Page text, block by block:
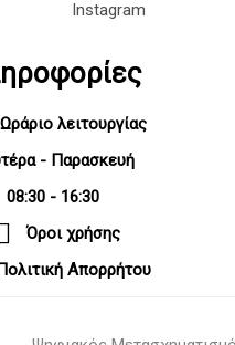
Ωράριο λειτουργίας
- Παρασκευή
08:30 - 16:30
Όροι χρήσης
Απορρήτου